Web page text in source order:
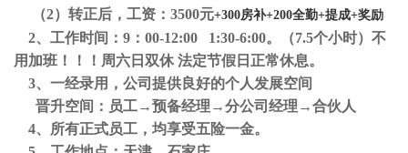
（2）转正后，工资：3500元+300房补+200全勤+提成+奖励
2、工作时间：9：00-12:00 1:30-6:00。（7.5个小时）不
用加班！！！周六日双休 法定节假日正常休息。
3、一经录用，公司提供良好的个人发展空间
晋升空间：员工→预备经理→分公司经理→合伙人
4、所有正式员工，均享受五险一金。